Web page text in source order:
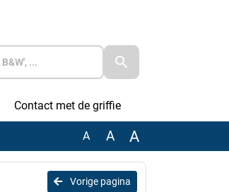
Contact met de griffie
A A A
Vorige pagina